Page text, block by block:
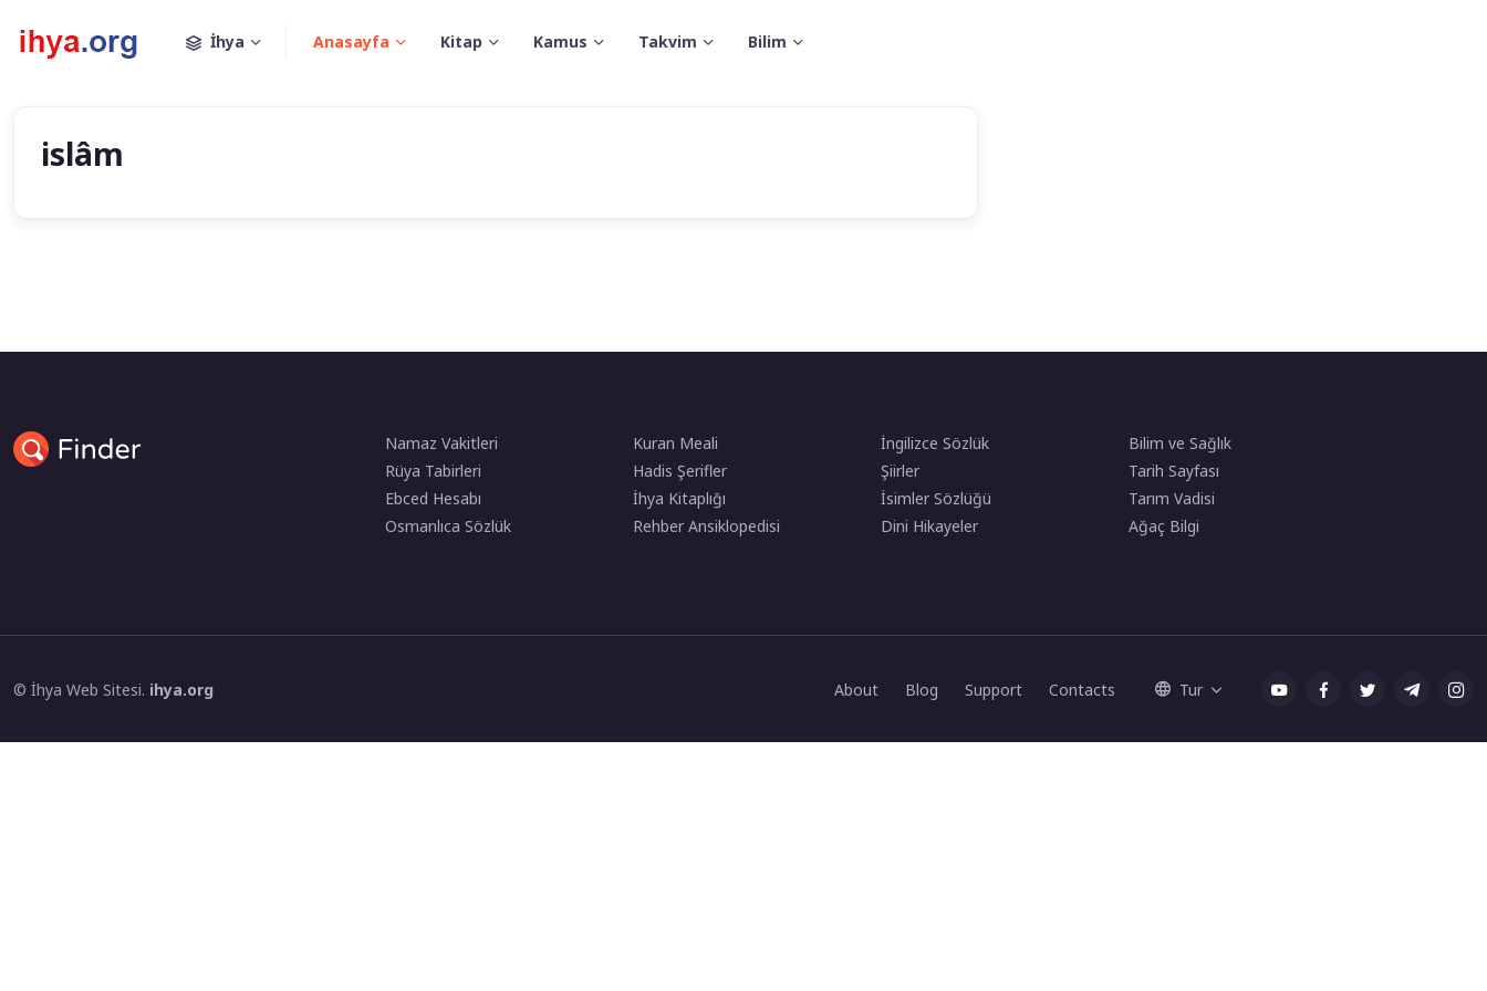
İhya Anasayfa Kitap Kamus Takvim Bilim
islâm
Namaz Vakitleri
Rüya Tabirleri
Ebced Hesabı
Osmanlıca Sözlük
Kuran Meali
Hadis Şerifler
İhya Kitaplığı
Rehber Ansiklopedisi
İngilizce Sözlük
Şiirler
İsimler Sözlüğü
Dini Hikayeler
Bilim ve Sağlık
Tarih Sayfası
Tarım Vadisi
Ağaç Bilgi
© İhya Web Sitesi. ihya.org About Blog Support Contacts Tur